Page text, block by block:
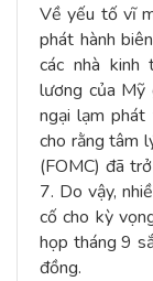
Về yếu tố vĩ
phát hành
các nhà kinh
lương của Mỹ
ngại lạm phát
cho rằng tâm
(FOMC) đã
7. Do vậy,
cố cho kỳ
họp tháng 9
đồng.